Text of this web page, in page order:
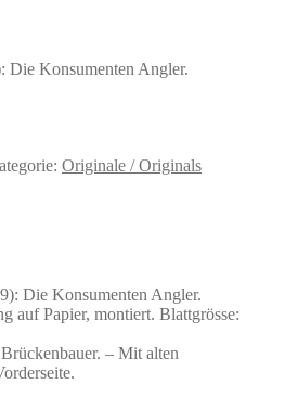
Die Konsumenten Angler.
Originale / Originals
Die Konsumenten Angler.
auf Papier, montiert. Blattgrösse:
– Mit alten